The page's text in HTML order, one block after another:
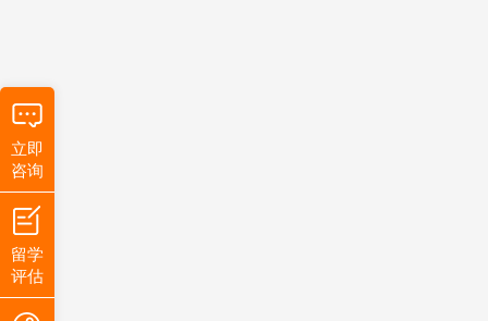
立即
咨询
留学
评估